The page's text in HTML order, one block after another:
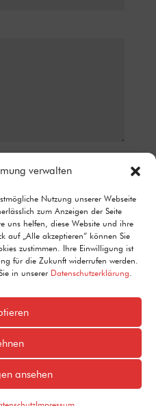
verwalten
Nutzung unserer Webseite
zum Anzeigen der Seite
uns helfen, diese Website und ihre
auf „Alle akzeptieren“ können Sie
zustimmen. Ihre Einwilligung ist
für die Zukunft widerrufen werden.
in unserer Datenschutzerklärung.
ansehen
MEINER ANFRAGE
DETAILLIERTE
NUTZERDATEN FINDEN SIE IN
Senden
GmbH